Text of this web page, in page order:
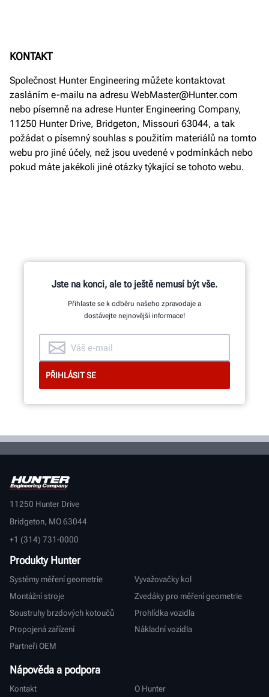
KONTAKT
Společnost Hunter Engineering můžete kontaktovat
zasláním e-mailu na adresu WebMaster@Hunter.com
nebo písemně na adrese Hunter Engineering Company,
11250 Hunter Drive, Bridgeton, Missouri 63044, a tak
požádat o písemný souhlas s použitím materiálů na tomto
webu pro jiné účely, než jsou uvedené v podmínkách nebo
pokud máte jakékoli jiné otázky týkající se tohoto webu.
Jste na konci, ale to ještě nemusí být vše.
Přihlaste se k odběru našeho zpravodaje a
dostávejte nejnovější informace!
11250 Hunter Drive
Bridgeton, MO 63044
+1 (314) 731-0000
Produkty Hunter
Systémy měření geometrie
Vyvažovačky kol
Montážní stroje
Zvedáky pro měření geometrie
Soustruhy brzdových kotoučů
Prohlídka vozidla
Propojená zařízení
Nákladní vozidla
Partneři OEM
Nápověda a podpora
Kontakt O Hunter